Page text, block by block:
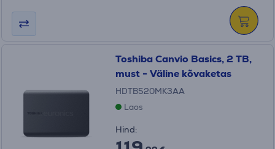
Toshiba Canvio Basics, 2 TB,
must - Väline kõvaketas
HDTB520MK3AA
Laos
Hind: